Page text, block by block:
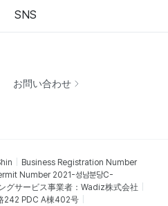
SNS
お問い合わせ
Business Registration Number
Number 2021-성남분당C-
グサービス事業者：Wadiz株式会社
242 PDC A棟402号